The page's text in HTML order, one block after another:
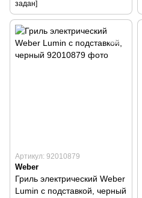
задан]
Артикул: 92010879
Weber
Гриль электрический Weber
Lumin с подставкой, черный